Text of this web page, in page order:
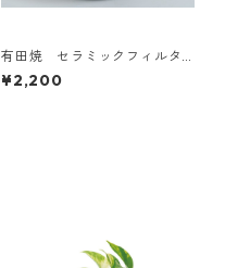
有田焼 セラミックフィルタ
ー（単品）Japan domestic
¥2,200